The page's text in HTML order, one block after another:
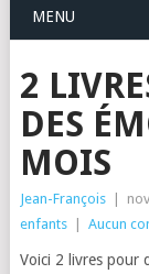
MENU
2
DES
MOIS
Jean-François
enfants
Aucun
Voici 2 livres pour